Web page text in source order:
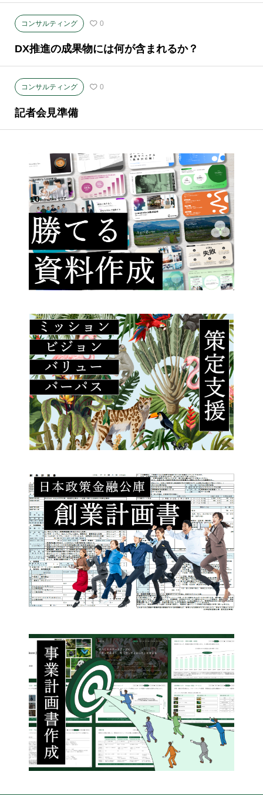
コンサルティング 0
DX推進の成果物には何が含まれるか？
コンサルティング 0
記者会見準備